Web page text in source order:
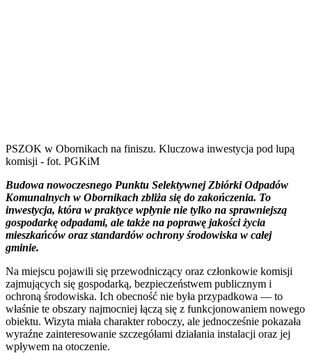
PSZOK w Obornikach na finiszu. Kluczowa inwestycja pod lupą
komisji - fot. PGKiM
Budowa nowoczesnego Punktu Selektywnej Zbiórki Odpadów
Komunalnych w Obornikach zbliża się do zakończenia. To
inwestycja, która w praktyce wpłynie nie tylko na sprawniejszą
gospodarkę odpadami, ale także na poprawę jakości życia
mieszkańców oraz standardów ochrony środowiska w całej
gminie.
Na miejscu pojawili się przewodniczący oraz członkowie komisji
zajmujących się gospodarką, bezpieczeństwem publicznym i
ochroną środowiska. Ich obecność nie była przypadkowa — to
właśnie te obszary najmocniej łączą się z funkcjonowaniem nowego
obiektu. Wizyta miała charakter roboczy, ale jednocześnie pokazała
wyraźne zainteresowanie szczegółami działania instalacji oraz jej
wpływem na otoczenie.